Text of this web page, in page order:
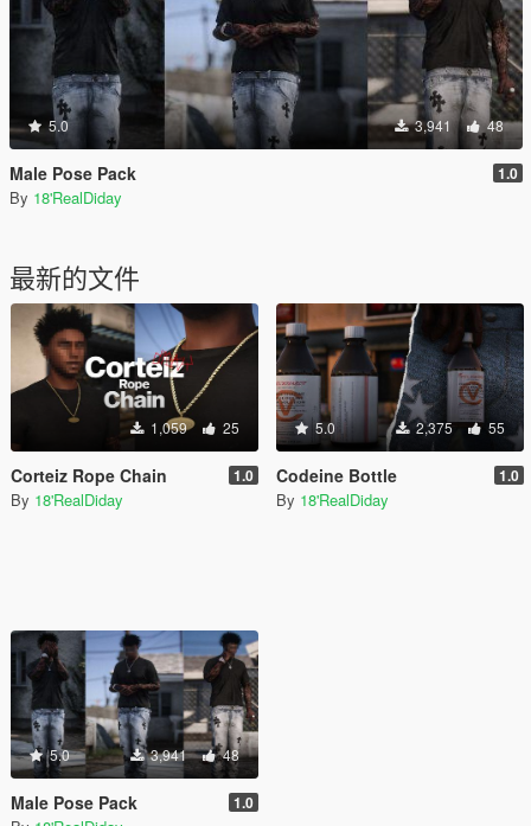
5.0 3,941 48
Male Pose Pack 1.0
By 18'RealDiday
最新的文件
1,059 25
Corteiz Rope Chain 1.0
By 18'RealDiday
5.0 2,375 55
Codeine Bottle 1.0
By 18'RealDiday
5.0 3,941 48
Male Pose Pack 1.0